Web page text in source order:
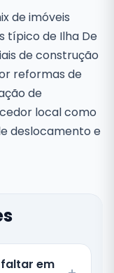
de imóveis
típico de Ilha De
de construção
reformas de
de
local como
deslocamento e
em